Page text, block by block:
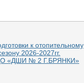
к отопительному
2026-2027гг.
«ДШИ № 2 Г.БРЯНКИ»